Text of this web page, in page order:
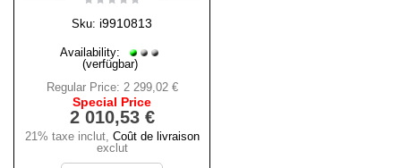
Sku: i9910813
Availability:
(verfügbar)
Regular Price: 2 299,02 €
Special Price
2 010,53 €
21% taxe inclut, Coût de livraison
exclut